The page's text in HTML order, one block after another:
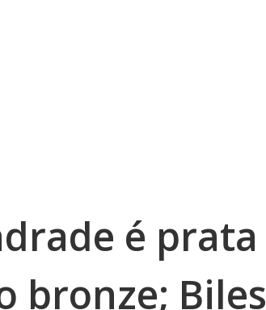
é prata
bronze; Biles